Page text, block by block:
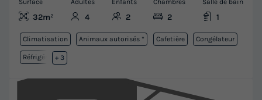
Surface
32m²
Adultes
4
Enfants
2
Chambres
2
Salle de bain
1
Climatisation Animaux autorisés * Cafetière Congélateur
Réfrigérateur
+ 3